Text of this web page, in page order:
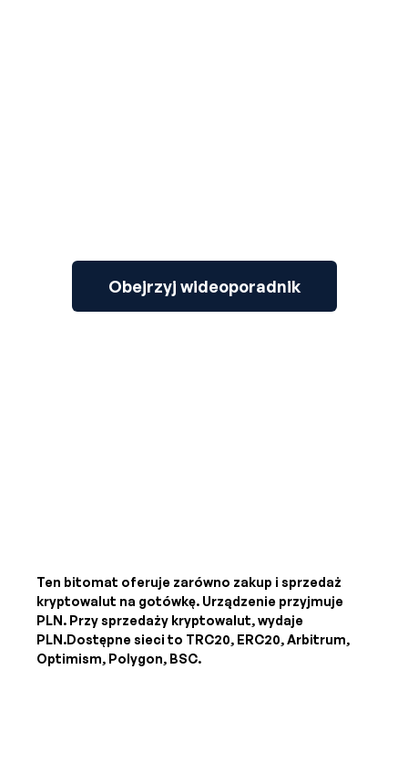
Obejrzyj wideoporadnik
Ten bitomat oferuje zarówno zakup i sprzedaż
kryptowalut na gotówkę. Urządzenie przyjmuje
PLN. Przy sprzedaży kryptowalut, wydaje
PLN.Dostępne sieci to TRC20, ERC20, Arbitrum,
Optimism, Polygon, BSC.